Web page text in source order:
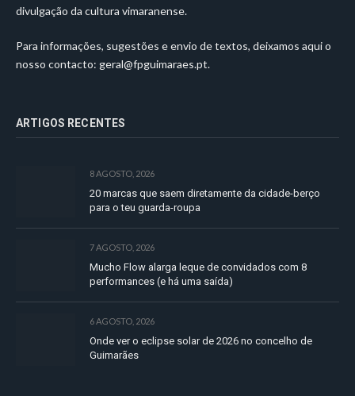
divulgação da cultura vimaranense.
Para informações, sugestões e envio de textos, deixamos aqui o
nosso contacto: geral@fpguimaraes.pt.
ARTIGOS RECENTES
8 AGOSTO, 2026
20 marcas que saem diretamente da cidade-berço
para o teu guarda-roupa
7 AGOSTO, 2026
Mucho Flow alarga leque de convidados com 8
performances (e há uma saída)
6 AGOSTO, 2026
Onde ver o eclipse solar de 2026 no concelho de
Guimarães